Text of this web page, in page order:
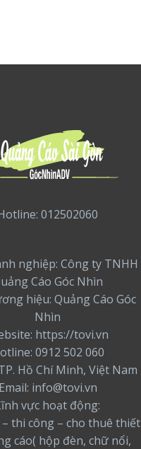
012502060
nghiệp: Công ty TNHH
Cáo Góc Nhìn
hiệu: Quảng Cáo Góc
Nhìn
https://tovi.vn
0912 502 060
Hồ Chí Minh, Việt Nam
Email: info@tovi.vn
vực hoạt động:
thi công – cho thuê thiết
cáo( hộp đèn, chữ nổi,